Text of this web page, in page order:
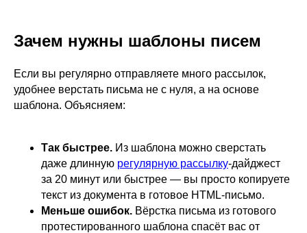
Зачем нужны шаблоны писем
Если вы регулярно отправляете много рассылок,
удобнее верстать письма не с нуля, а на основе
шаблона. Объясняем:
Так быстрее. Из шаблона можно сверстать
даже длинную регулярную рассылку-дайджест
за 20 минут или быстрее — вы просто копируете
текст из документа в готовое HTML-письмо.
Меньше ошибок. Вёрстка письма из готового
протестированного шаблона спасёт вас от